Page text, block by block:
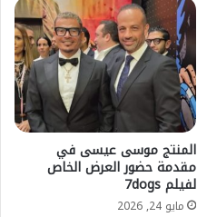
المنتج موسى عيسى في
مقدمة حضور العرض الخاص
لفيلم 7dogs
مايو 24, 2026